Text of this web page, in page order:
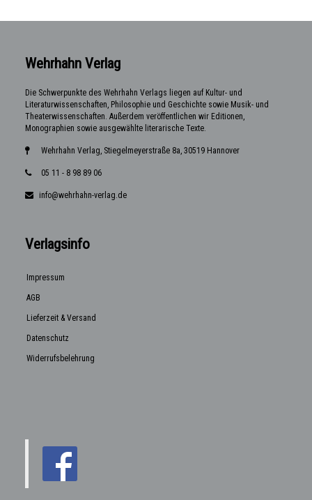
Wehrhahn Verlag
Die Schwerpunkte des Wehrhahn Verlags liegen auf Kultur- und
Literaturwissenschaften, Philosophie und Geschichte sowie Musik- und
Theaterwissenschaften. Außerdem veröffentlichen wir Editionen,
Monographien sowie ausgewählte literarische Texte.
Wehrhahn Verlag, Stiegelmeyerstraße 8a, 30519 Hannover
05 11 - 8 98 89 06
info@wehrhahn-verlag.de
Verlagsinfo
Impressum
AGB
Lieferzeit & Versand
Datenschutz
Widerrufsbelehrung